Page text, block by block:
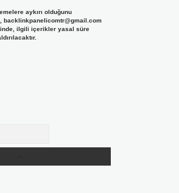
aykırı olduğunu
backlinkpanelicomtr@gmail.com
ilgili içerikler yasal süre